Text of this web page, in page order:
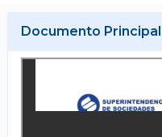
Documento Principal